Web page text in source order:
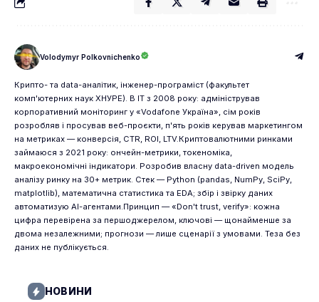
Volodymyr Polkovnichenko
Крипто- та data-аналітик, інженер-програміст (факультет
комп'ютерних наук ХНУРЕ). В IT з 2008 року: адміністрував
корпоративний моніторинг у «Vodafone Україна», сім років
розробляв і просував веб-проєкти, п'ять років керував маркетингом
на метриках — конверсія, CTR, ROI, LTV.Криптовалютними ринками
займаюся з 2021 року: ончейн-метрики, токеноміка,
макроекономічні індикатори. Розробив власну data-driven модель
аналізу ринку на 30+ метрик. Стек — Python (pandas, NumPy, SciPy,
matplotlib), математична статистика та EDA; збір і звірку даних
автоматизую AI-агентами.Принцип — «Don't trust, verify»: кожна
цифра перевірена за першоджерелом, ключові — щонайменше за
двома незалежними; прогнози — лише сценарії з умовами. Теза без
даних не публікується.
НОВИНИ